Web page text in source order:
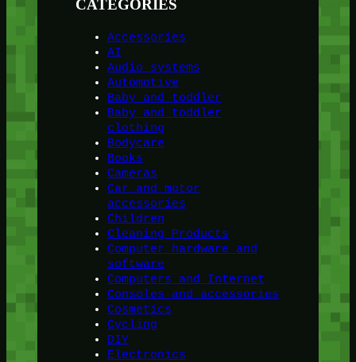
CATEGORIES
Accessories
AI
Audio systems
Automotive
Baby and toddler
Baby and toddler
clothing
Bodycare
Books
Cameras
Car and motor
accessories
Children
Cleaning Products
Computer hardware and
software
Computers and Internet
Consoles and accessories
Cosmetics
Cycling
DIY
Electronics